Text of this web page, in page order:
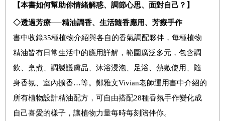
【本書如何幫助你情緒解惑、調節心思、面對自己？】
◇透過芳療──精油調香、生活隨香應用、芳療手作
書中收錄35種植物介紹與各自的香氣調配夥伴，每種植物
精油皆有日常生活中的應用詳解，範圍廣泛多元，包含調
飲、烹煮、調製護膚品、沐浴浸泡、足浴、熱敷使用、隨
身香氛、室內擴香…等。鄭雅文Vivian老師運用書中介紹的
所有植物設計精油配方，可自由搭配28種香氛手作變化成
自己喜愛的樣子，讓植物力量每時每刻陪伴你。